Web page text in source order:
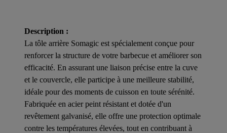
Description :
La tôle arrière Somagic est spécialement conçue pour
renforcer la structure de votre barbecue et améliorer son
efficacité. En assurant une liaison précise entre la cuve
et le couvercle, elle participe à une meilleure stabilité,
idéale pour des moments de cuisson en toute sérénité.
Fabriquée en acier peint résistant et dotée d'un
revêtement galvanisé, elle offre une protection optimale
contre les températures élevées, tout en contribuant à